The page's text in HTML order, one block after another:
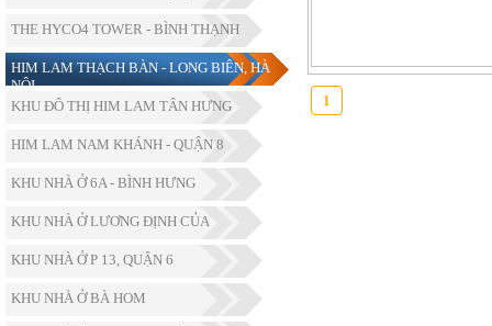
THE HYCO4 TOWER - BÌNH THẠNH
HIM LAM THẠCH BÀN - LONG BIÊN, HÀ
NỘI
KHU ĐÔ THỊ HIM LAM TÂN HƯNG
HIM LAM NAM KHÁNH - QUẬN 8
KHU NHÀ Ở 6A - BÌNH HƯNG
KHU NHÀ Ở LƯƠNG ĐỊNH CỦA
KHU NHÀ Ở P 13, QUẬN 6
KHU NHÀ Ở BÀ HOM
1